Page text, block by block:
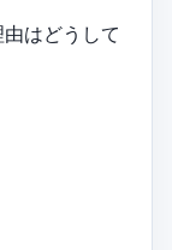
はどうして